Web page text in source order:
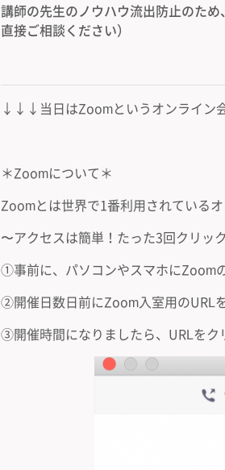
講師の先生のノウハウ流出防止のた
直接ご相談ください）
↓↓↓当日はZoomというオンライン
＊Zoomについて＊
Zoomとは世界で1番利用されている
〜アクセスは簡単！たった3回クリッ
①事前に、パソコンやスマホにZoom
②開催日数日前にZoom入室用のURL
③開催時間になりましたら、URLを